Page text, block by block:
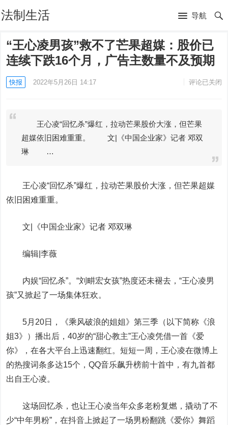
法制生活 导航
“王心凌男孩”救不了芒果超媒：股价已
连续下跌16个月，广告主数量不及预期
快报 2022年5月26日 14:17 评论已关闭
王心凌“回忆杀”爆红，拉动芒果股价大涨，但芒果
超媒依旧困难重重。 文|《中国企业家》记者 邓双
琳 …
王心凌“回忆杀”爆红，拉动芒果股价大涨，但芒果超媒
依旧困难重重。
文|《中国企业家》记者 邓双琳
编辑|李薇
内娱“回忆杀”。“刘畊宏女孩”热度还未褪去，“王心凌男
孩”又掀起了一场集体狂欢。
5月20日，《乘风破浪的姐姐》第三季（以下简称《浪
姐3》）播出后，40岁的“甜心教主”王心凌凭借一首《爱
你》，在各大平台上迅速翻红。短短一周，王心凌在微博上
的热搜词条多达15个，QQ音乐飙升榜前十首中，有九首都
出自王心凌。
这场回忆杀，也让王心凌当年众多老粉复燃，撬动了不
少“中年男粉”，在抖音上掀起了一场男粉翻跳《爱你》舞蹈